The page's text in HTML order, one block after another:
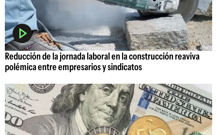
Reducción de la jornada laboral en la construcción reaviva
polémica entre empresarios y sindicatos